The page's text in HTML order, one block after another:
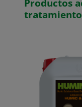
Productos